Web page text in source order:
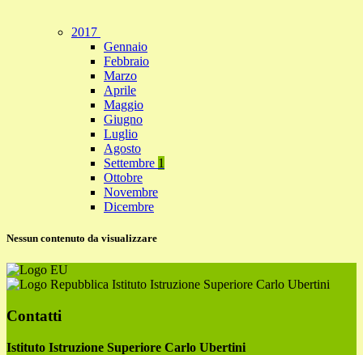
2017
Gennaio
Febbraio
Marzo
Aprile
Maggio
Giugno
Luglio
Agosto
Settembre 1
Ottobre
Novembre
Dicembre
Nessun contenuto da visualizzare
Istituto Istruzione Superiore Carlo Ubertini
Contatti
Istituto Istruzione Superiore Carlo Ubertini